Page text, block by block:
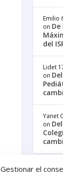
Gestionar el
Emilio
on
del
Lidet
on
Yanet
on
Galería